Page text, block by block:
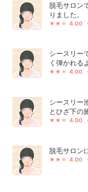
脱毛サロン
りました。
4.00
シースリー
く弾かれる
4.00
シースリー
とひざ下の
4.00
脱毛サロン
4.00